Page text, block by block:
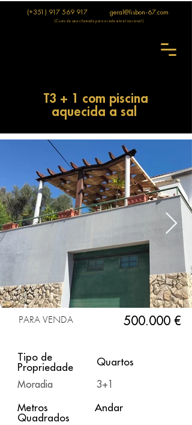
(+351) 917 569 917 geral@lisbon-67.com
(Custo de uma chamada para a rede móvel nacional)
T3 + 1 com piscina
aquecida a sal
500.000 €
PARA VENDA
Tipo de
Propriedade
Moradia
Metros
Quadrados
Quartos
3+1
Andar